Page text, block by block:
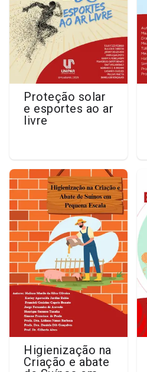
Proteção solar
e esportes ao ar
livre
Higienização na
Criação e abate